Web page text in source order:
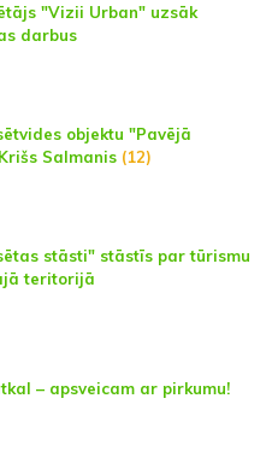
"Vizii Urban" uzsāk
darbus
objektu "Pavējā
Salmanis (12)
stāsti" stāstīs par tūrismu
teritorijā
– apsveicam ar pirkumu!